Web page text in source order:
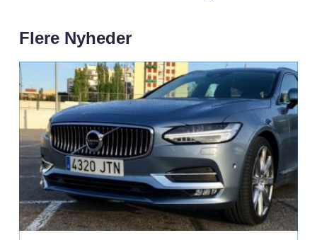
Flere Nyheder